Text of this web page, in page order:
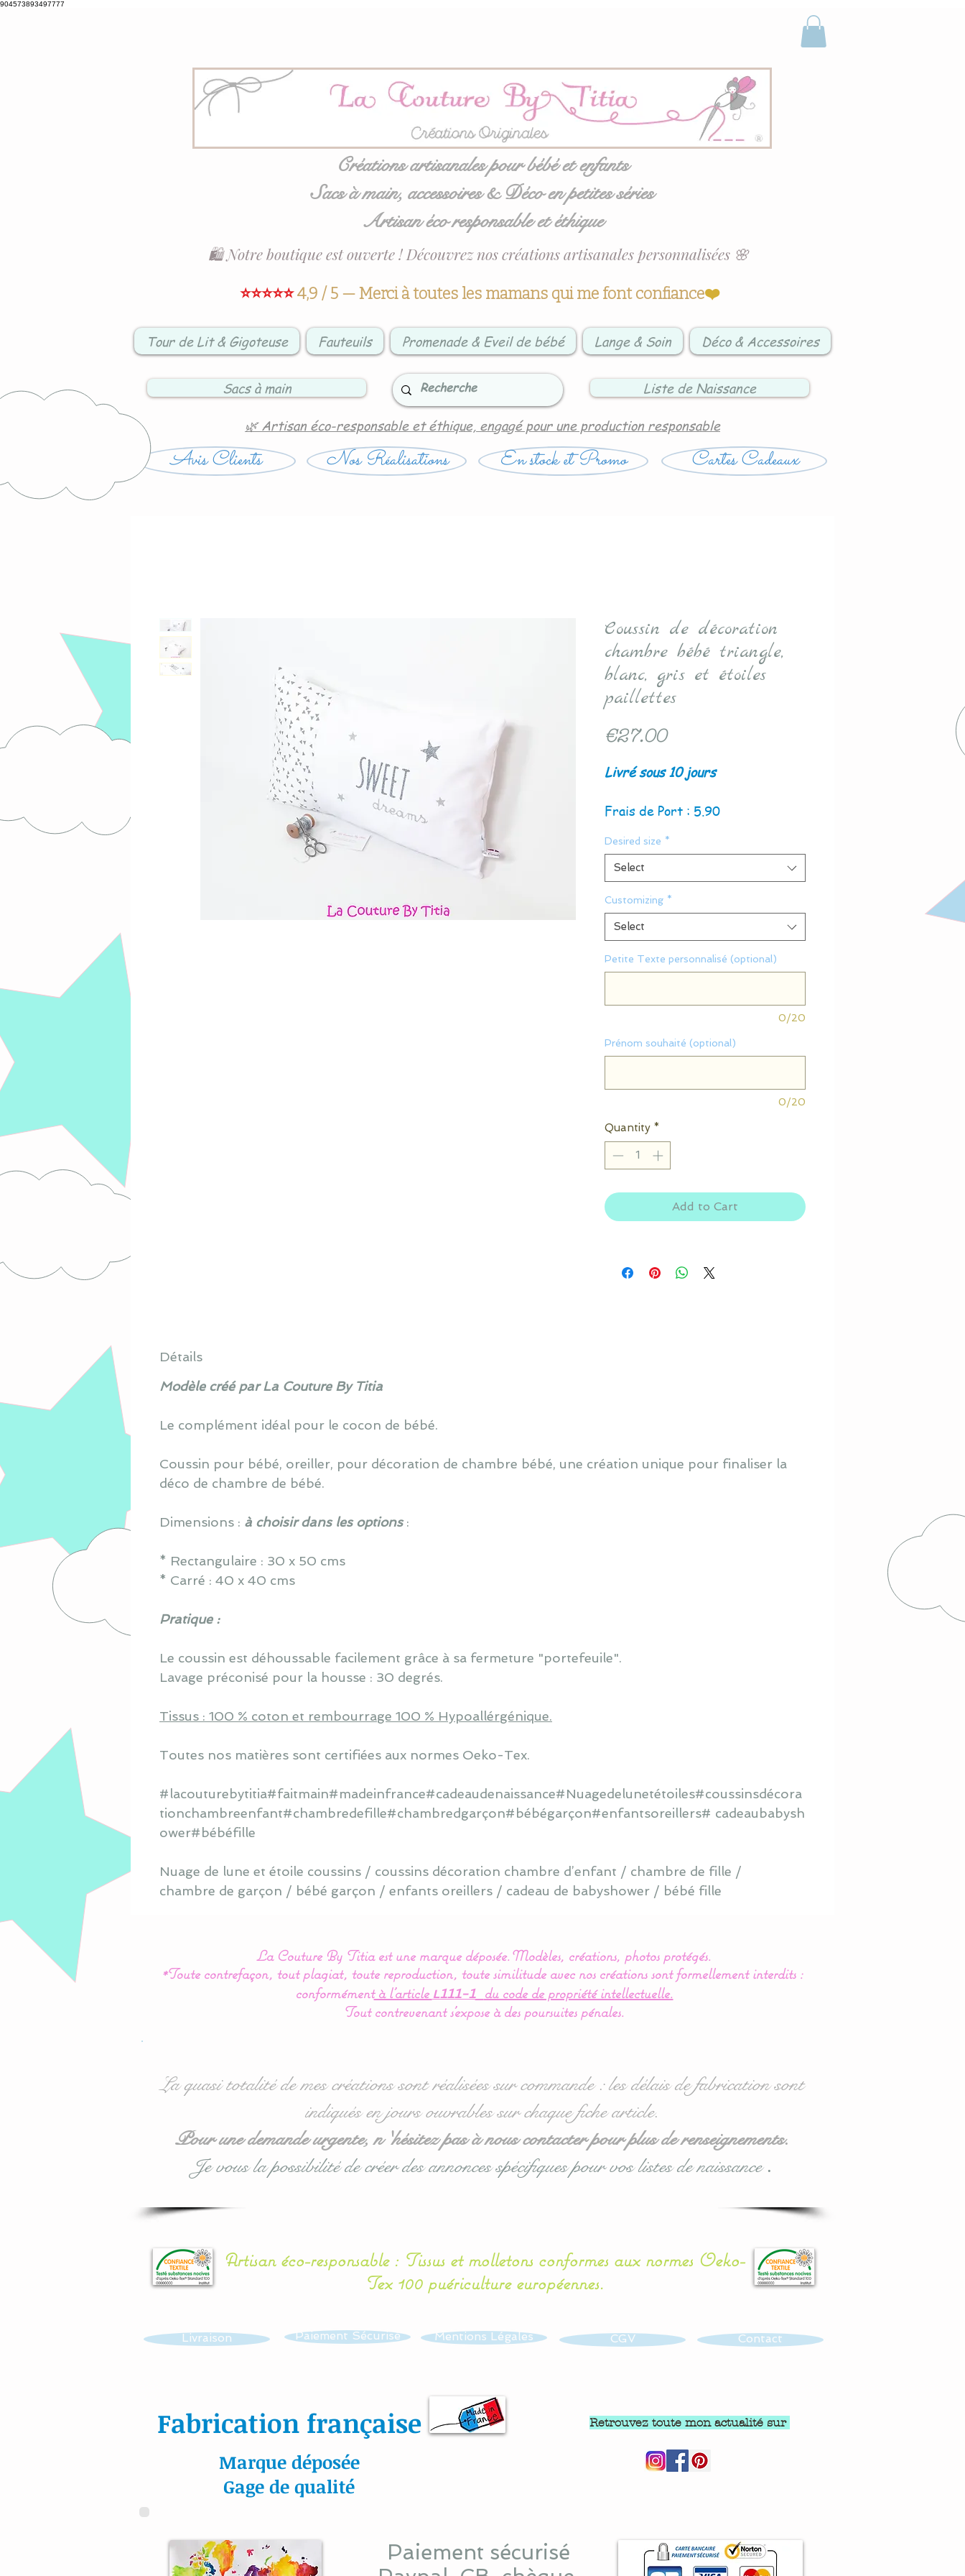
904573893497777
Créations artisanales pour bébé et enfants
Sacs à main, accessoires & Déco en petites séries
Artisan éco responsable et éthique
⭐⭐⭐⭐⭐4,9 / 5 — Merci à toutes les mamans qui me font confiance❤️
🛍️ Notre boutique est ouverte ! Découvrez nos créations artisanales personnalisées 🌸
Tour de Lit & Gigoteuse Fauteuils Promenade & Eveil de bébé Lange & Soin Déco & Accessoires
Sacs à main Liste de Naissance
🌿 Artisan éco-responsable et éthique, engagé pour une production responsable
Avis Clients Nos Réalisations En stock et Promo Cartes Cadeaux
Coussin de décoration
chambre bébé triangle,
blanc, gris et étoiles
paillettes
€27.00Price
Livré sous 10 jours
Frais de Port : 5.90
Desired size *
Select
Customizing *
Select
Petite Texte personnalisé (optional)
0/20
Prénom souhaité (optional)
0/20
Quantity *
Add to Cart
Détails
Modèle créé par La Couture By Titia
Le complément idéal pour le cocon de bébé.
Coussin pour bébé, oreiller, pour décoration de chambre bébé, une création unique pour finaliser la
déco de chambre de bébé.
Dimensions : à choisir dans les options:
* Rectangulaire : 30 x 50 cms
* Carré : 40 x 40 cms
Pratique :
Le coussin est déhoussable facilement grâce à sa fermeture "portefeuile".
Lavage préconisé pour la housse : 30 degrés.
Tissus : 100 % coton et rembourrage 100 % Hypoallérgénique.
Toutes nos matières sont certifiées aux normes Oeko-Tex.
#lacouturebytitia#faitmain#madeinfrance#cadeaudenaissance#Nuagedelunetétoiles#coussinsdécora
tionchambreenfant#chambredefille#chambredgarçon#bébégarçon#enfantsoreillers# cadeaubabysh
ower#bébéfille
Nuage de lune et étoile coussins / coussins décoration chambre d’enfant / chambre de fille /
chambre de garçon / bébé garçon / enfants oreillers / cadeau de babyshower / bébé fille
La Couture By Titia est une marque déposée. Modèles, créations, photos protégés.
*Toute contrefaçon, tout plagiat, toute reproduction, toute similitude avec nos créations sont formellement interdits :
conformémentà l’article L111-1
du code de propriété intellectuelle.
Tout contrevenant s'expose à des poursuites pénales.
La quasi totalité de mes créations sont réalisées sur commande : les délais de fabrication sont
indiqués en jours ouvrables sur chaque fiche article.
Pour une demande urgente, n 'hésitez pas à nous contacter pour plus de renseignements.
Je vous la possibilité de créer des annonces spécifiques pour vos listes de naissance.
Artisan éco-responsable : Tissus et molletons conformes aux normes Oeko-
Tex 100 puériculture européennes.
Livraison Paiement Sécurisé Mentions Légales
Fabrication française
Marque déposée
Gage de qualité
CGV Contact
Retrouvez toute mon actualité sur
Paiement sécurisé